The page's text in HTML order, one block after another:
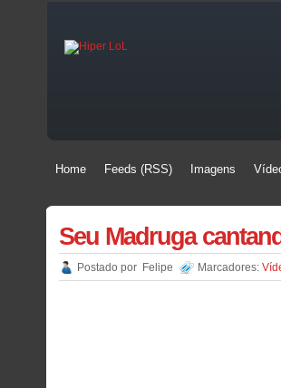
Home
Home
Feeds (RSS)
Feeds (RSS)
Imagens
Imagens
Seu Madruga
Postado por Felipe Marcadores: